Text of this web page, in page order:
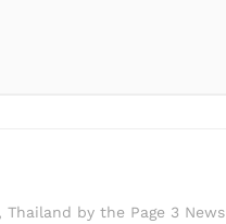
by the Page 3 News